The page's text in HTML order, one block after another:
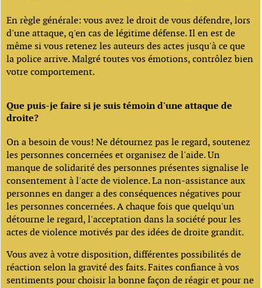
En règle générale: vous avez le droit de vous défendre, lors
d'une attaque, q'en cas de légitime défense. Il en est de
même si vous retenez les auteurs des actes jusqu'à ce que
la police arrive. Malgré toutes vos émotions, contrôlez bien
votre comportement.
Que puis-je faire si je suis témoin d'une attaque de
droite?
On a besoin de vous! Ne détournez pas le regard, soutenez
les personnes concernées et organisez de l'aide. Un
manque de solidarité des personnes présentes signalise le
consentement à l'acte de violence. La non-assistance aux
personnes en danger a des conséquences négatives pour
les personnes concernées. A chaque fois que quelqu'un
détourne le regard, l'acceptation dans la société pour les
actes de violence motivés par des idées de droite grandit.
Vous avez à votre disposition, différentes possibilités de
réaction selon la gravité des faits. Faites confiance à vos
sentiments pour choisir la bonne façon de réagir et pour ne